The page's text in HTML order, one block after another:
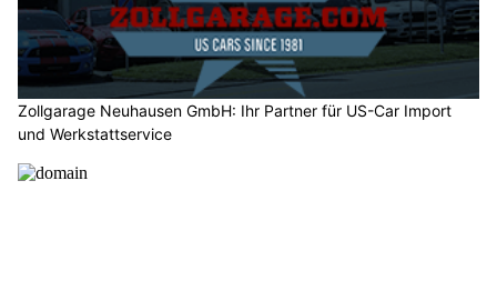
Zollgarage Neuhausen GmbH: Ihr Partner für US-Car Import
und Werkstattservice